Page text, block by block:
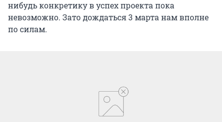
нибудь конкретику в успех проекта пока
невозможно. Зато дождаться 3 марта нам вполне
по силам.